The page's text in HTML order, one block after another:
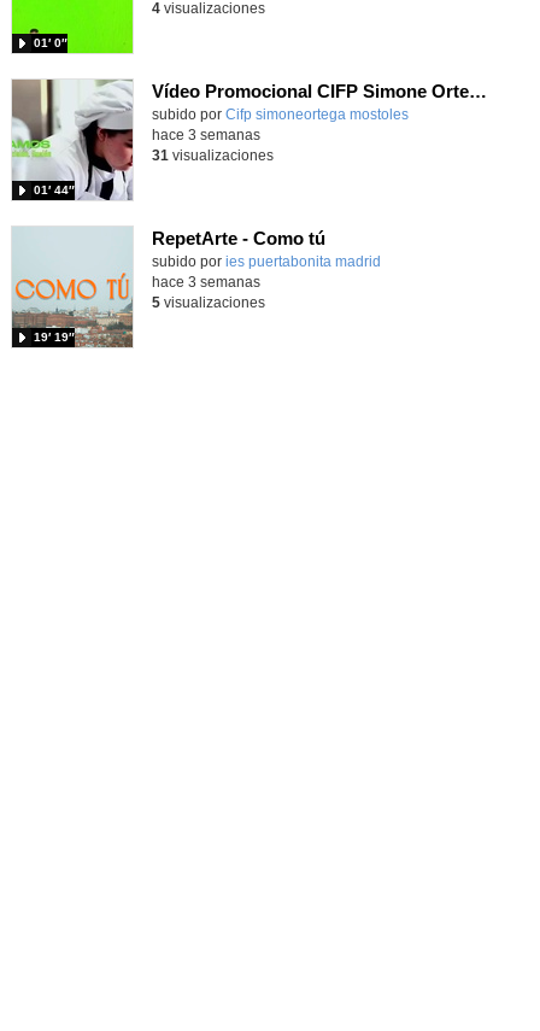
01′ 0″
4visualizaciones
Vídeo Promocional CIFP Simone Ortega
Contenido educativo.
subido por Cifp simoneortega mostoles
01′ 44″
-
hace 3 semanas
31 visualizaciones
RepetArte - Como tú
subido por ies puertabonita madrid
19′ 19″
hace 3 semanas
5visualizaciones